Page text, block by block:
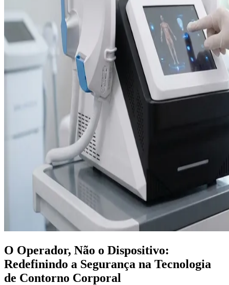
O Operador, Não o Dispositivo:
Redefinindo a Segurança na Tecnologia
de Contorno Corporal